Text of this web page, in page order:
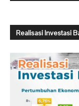
Realisasi Investasi